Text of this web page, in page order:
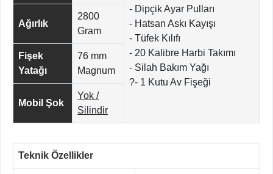
- Dipçik Ayar Pulları
- Hatsan Askı Kayışı
- Tüfek Kılıfı
- 20 Kalibre Harbi Takımı
- Silah Bakım Yağı
?- 1 Kutu Av Fişeği
Ağırlık
2800
Gram
Fişek
Yatağı
76 mm
Magnum
Mobil Şok
Yok /
Silindir
Teknik Özellikler